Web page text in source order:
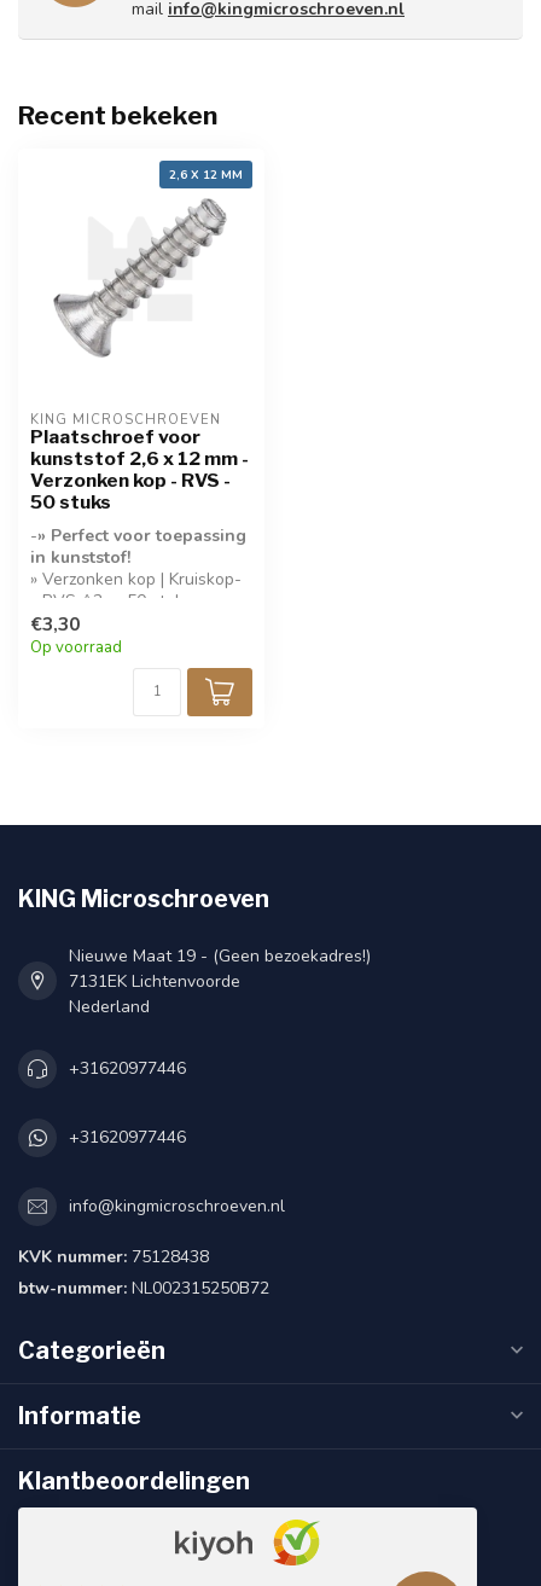
mail info@kingmicroschroeven.nl
Recent bekeken
2,6 X 12 MM
KING MICROSCHROEVEN
Plaatschroef voor
kunststof 2,6 x 12 mm -
Verzonken kop - RVS -
50 stuks
-» Perfect voor toepassing
in kunststof!
» Verzonken kop | Kruiskop-
» RVS A2- » 50 stuks per
verpakking-
€3,30
Op voorraad
KING Microschroeven
Nieuwe Maat 19 - (Geen bezoekadres!)
7131EK Lichtenvoorde
Nederland
+31620977446
+31620977446
info@kingmicroschroeven.nl
KVK nummer: 75128438
btw-nummer: NL002315250B72
Categorieën
Informatie
Klantbeoordelingen